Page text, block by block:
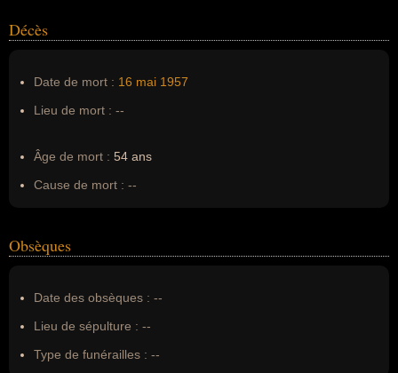
Décès
Date de mort : 16 mai 1957
Lieu de mort : --
Âge de mort : 54 ans
Cause de mort : --
Obsèques
Date des obsèques : --
Lieu de sépulture : --
Type de funérailles : --